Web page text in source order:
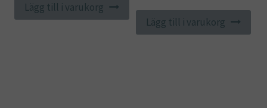
Lägg till i varukorg
Lägg till i varukorg